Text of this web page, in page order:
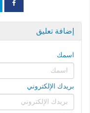
إضافة تعليق
اسمك
بريدك الإلكتروني